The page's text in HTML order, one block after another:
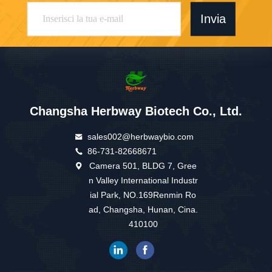
Invia
Changsha Herbway Biotech Co., Ltd.
sales002@herbwaybio.com
86-731-82668671
Camera 501, BLDG 7, Gree
n Valley International Industr
ial Park, NO.169Renmin Ro
ad, Changsha, Hunan, Cina.
410100